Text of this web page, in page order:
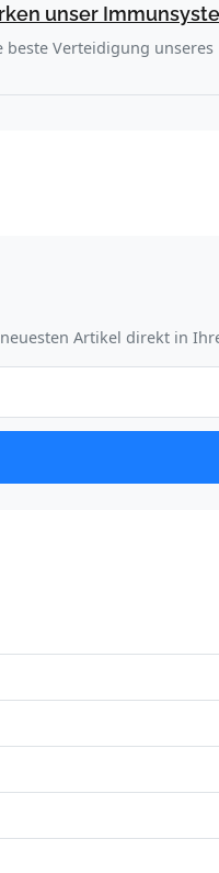
unser
beste Verteidigung
Artikel direkt in